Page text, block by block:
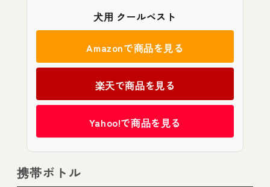
犬用 クールベスト
Amazonで商品を見る
楽天で商品を見る
Yahoo!で商品を見る
携帯ボトル